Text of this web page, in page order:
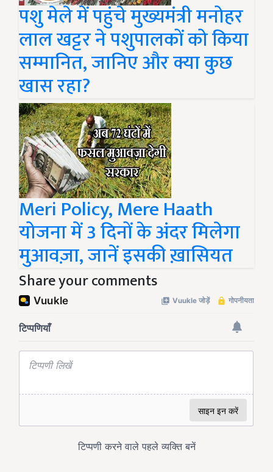
पशु मेले में पहुंचे मुख्यमंत्री मनोहर
लाल खट्टर ने पशुपालकों को किया
सम्मानित, जानिए और क्या कुछ
खास रहा?
Meri Policy, Mere Haath
योजना में 3 दिनों के अंदर मिलेगा
मुआवज़ा, जानें इसकी ख़ासियत
Share your comments